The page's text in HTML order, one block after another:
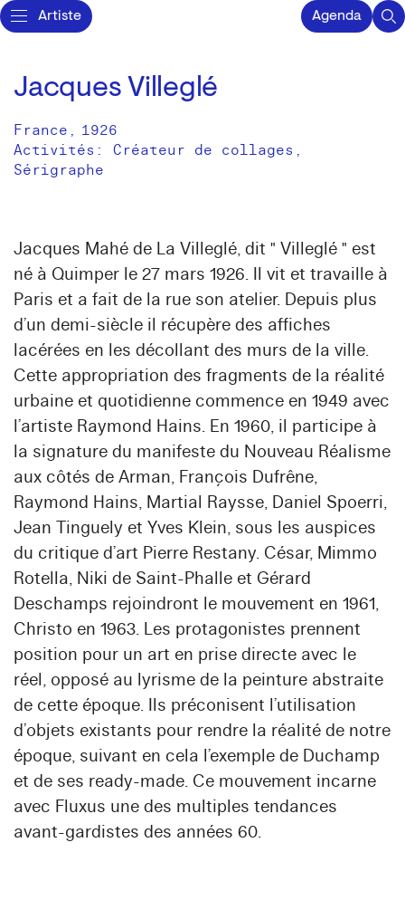
Artiste Agenda
Jacques Villeglé
France , 1926
Activités: Créateur de collages
Sérigraphe
Jacques Mahé de La Villeglé, dit " Villeglé " est
né à Quimper le 27 mars 1926. Il vit et travaille à
Paris et a fait de la rue son atelier. Depuis plus
d’un demi-siècle il récupère des affiches
lacérées en les décollant des murs de la ville.
Cette appropriation des fragments de la réalité
urbaine et quotidienne commence en 1949 avec
l’artiste Raymond Hains. En 1960, il participe à
la signature du manifeste du Nouveau Réalisme
aux côtés de Arman, François Dufrêne,
Raymond Hains, Martial Raysse, Daniel Spoerri,
Jean Tinguely et Yves Klein, sous les auspices
du critique d’art Pierre Restany. César, Mimmo
Rotella, Niki de Saint-Phalle et Gérard
Deschamps rejoindront le mouvement en 1961,
Christo en 1963. Les protagonistes prennent
position pour un art en prise directe avec le
réel, opposé au lyrisme de la peinture abstraite
de cette époque. Ils préconisent l’utilisation
d’objets existants pour rendre la réalité de notre
époque, suivant en cela l’exemple de Duchamp
et de ses ready-made. Ce mouvement incarne
avec Fluxus une des multiples tendances
avant-gardistes des années 60.